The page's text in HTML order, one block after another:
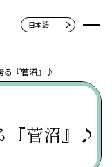
る『菅沼』♪
『菅沼』♪